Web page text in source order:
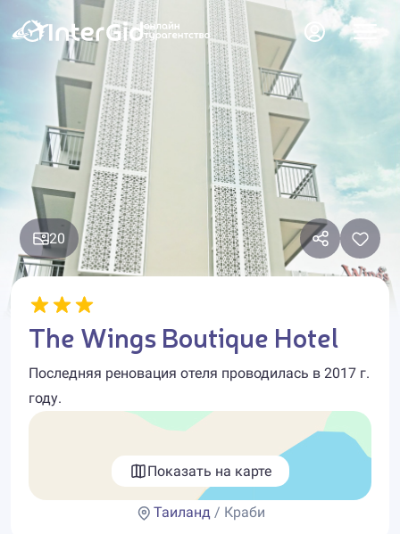
20
The Wings Boutique Hotel
Последняя реновация отеля проводилась в 2017 г.
году.
Показать на карте
Таиланд / Краби